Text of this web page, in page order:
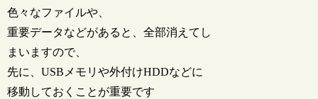
色々なファイルや、
重要データなどがあると、全部消えてし
まいますので、
先に、USBメモリや外付けHDDなどに
移動しておくことが重要です